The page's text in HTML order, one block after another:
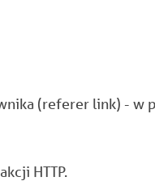
(referer link) - w
HTTP.